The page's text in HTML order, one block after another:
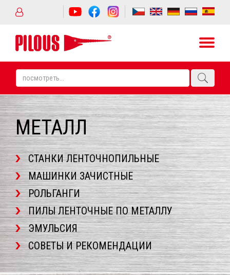
МЕТАЛЛ
СТАНКИ ЛЕНТОЧНОПИЛЬНЫЕ
МАШИНКИ ЗАЧИСТНЫЕ
РОЛЬГАНГИ
ПИЛЫ ЛЕНТОЧНЫЕ ПО МЕТАЛЛУ
ЭМУЛЬСИЯ
СОВЕТЫ И РЕКОМЕНДАЦИИ